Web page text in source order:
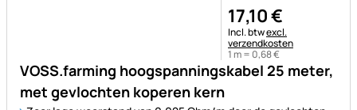
VOSS.farming hoogspanningskabel 25 meter,
met gevlochten koperen kern
17,10€
Belastinginformatie:
Incl. btwexcl.
verzendkosten
1 m = 0,68€